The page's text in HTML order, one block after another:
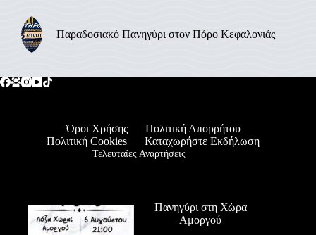
Παραδοσιακό Πανηγύρι στον Πόρο Κεφαλονιάς
Όροι Χρήσης
Πολιτική Απορρήτου
Πολιτική Cookies
Καταχωρήστε Εκδήλωση
Τελευταίες Αναρτήσεις
Πανηγύρι στη Χώρα
Αμοργού